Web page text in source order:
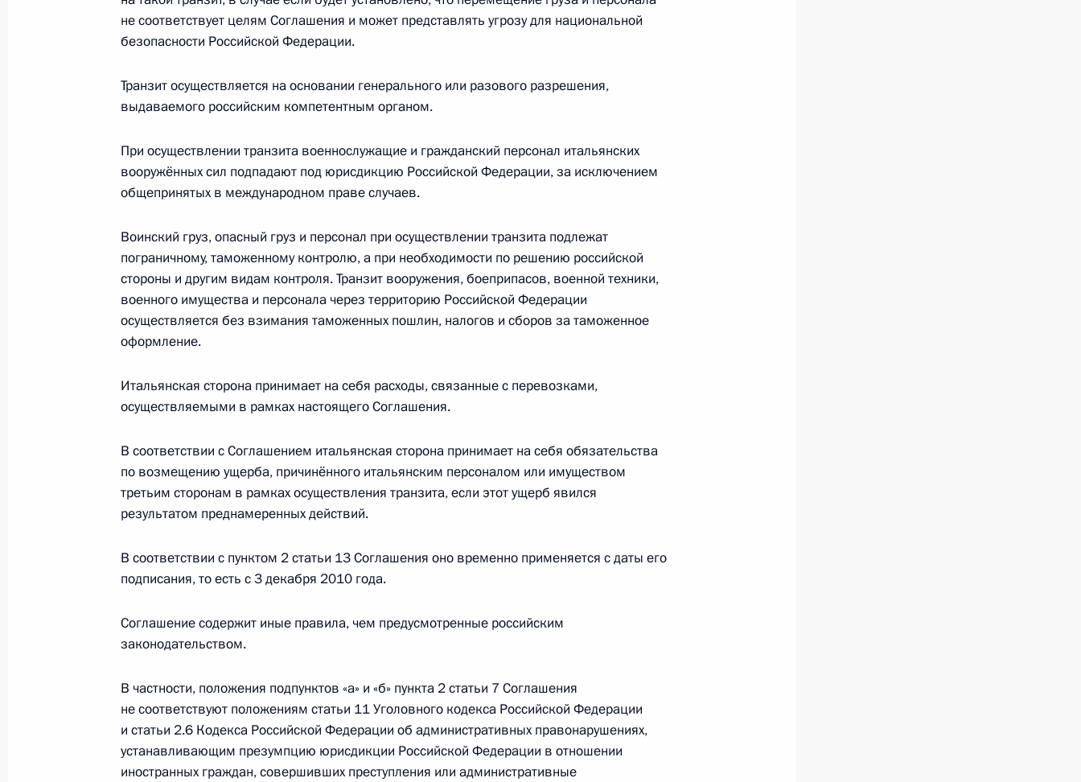
Владимир Булавин назначен полномочным представителем Президента в Северо-
Западном федеральном округе
Александр Жданьков представлен на должность аудитора Счётной палаты
5 марта 2013 года, 12:10
4 марта 2013 года, понедельник
Внесены изменения в Уголовный и Уголовно-процессуальный кодексы
4 марта 2013 года, 18:50
Подписан закон, направленный на совершенствование законодательства
4 марта 2013 года, 18:45
Внесены изменения в закон о госкорпорации «Ростехнологии»
4 марта 2013 года, 18:40
Внесены изменения в законодательство, направленные на совершенствование
градостроительных и земельных отношений
Подписан закон о ратификации Соглашения об осуществлении транспортного
контроля на внешней границе Таможенного союза
не соответствует целям Соглашения и может представлять угрозу для национальной
безопасности Российской Федерации.
Транзит осуществляется на основании генерального или разового разрешения,
выдаваемого российским компетентным органом.
При осуществлении транзита военнослужащие и гражданский персонал итальянских
вооружённых сил подпадают под юрисдикцию Российской Федерации, за исключением
общепринятых в международном праве случаев.
Воинский груз, опасный груз и персонал при осуществлении транзита подлежат
пограничному, таможенному контролю, а при необходимости по решению российской
стороны и другим видам контроля. Транзит вооружения, боеприпасов, военной техники,
военного имущества и персонала через территорию Российской Федерации
осуществляется без взимания таможенных пошлин, налогов и сборов за таможенное
оформление.
Итальянская сторона принимает на себя расходы, связанные с перевозками,
осуществляемыми в рамках настоящего Соглашения.
В соответствии с Соглашением итальянская сторона принимает на себя обязательства
по возмещению ущерба, причинённого итальянским персоналом или имуществом
третьим сторонам в рамках осуществления транзита, если этот ущерб явился
результатом преднамеренных действий.
В соответствии с пунктом 2 статьи 13 Соглашения оно временно применяется с даты его
подписания, то есть с 3 декабря 2010 года.
Соглашение содержит иные правила, чем предусмотренные российским
законодательством.
В частности, положения подпунктов «а» и «б» пункта 2 статьи 7 Соглашения
не соответствуют положениям статьи 11 Уголовного кодекса Российской Федерации
и статьи 2.6 Кодекса Российской Федерации об административных правонарушениях,
устанавливающим презумпцию юрисдикции Российской Федерации в отношении
иностранных граждан, совершивших преступления или административные